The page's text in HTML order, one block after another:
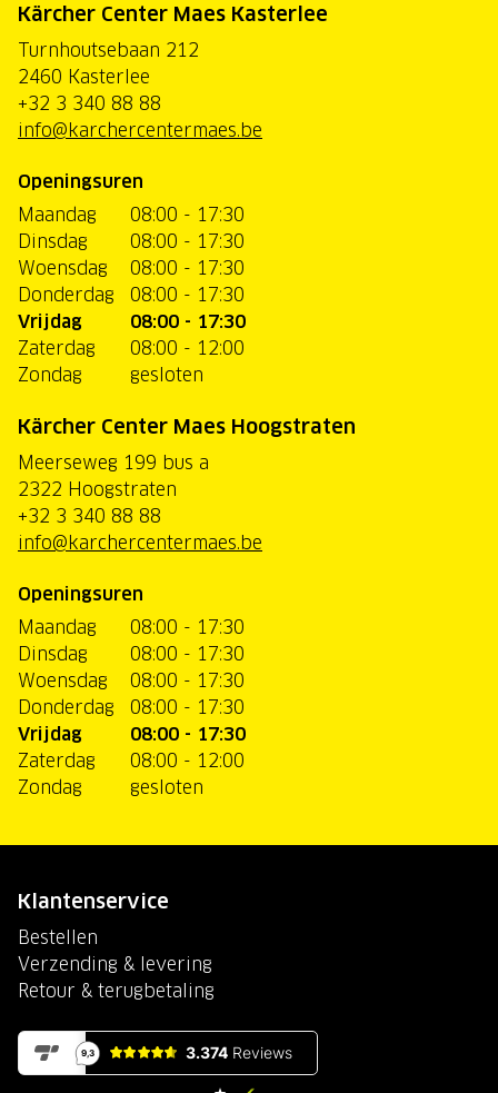
Kärcher Center Maes Kasterlee
Turnhoutsebaan 212
2460 Kasterlee
+32 3 340 88 88
info@karchercentermaes.be
Openingsuren
Maandag
08:00 - 17:30
Dinsdag
08:00 - 17:30
Woensdag
08:00 - 17:30
Donderdag
08:00 - 17:30
Vrijdag
08:00 - 17:30
Zaterdag
08:00 - 12:00
Zondag
gesloten
Kärcher Center Maes Hoogstraten
Meerseweg 199 bus a
2322 Hoogstraten
+32 3 340 88 88
info@karchercentermaes.be
Openingsuren
Maandag
08:00 - 17:30
Dinsdag
08:00 - 17:30
Woensdag
08:00 - 17:30
Donderdag
08:00 - 17:30
Vrijdag
08:00 - 17:30
Zaterdag
08:00 - 12:00
Zondag
gesloten
Klantenservice
Bestellen
Verzending & levering
Retour & terugbetaling